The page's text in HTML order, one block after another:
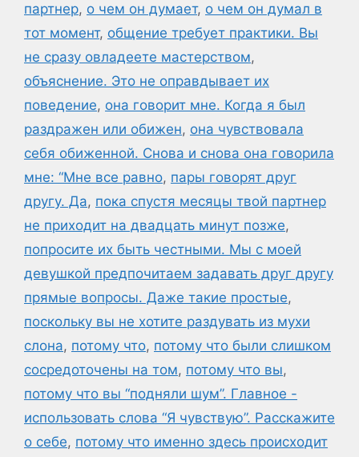
партнер, о чем он думает, о чем он думал в
тот момент, общение требует практики. Вы
не сразу овладеете мастерством,
объяснение. Это не оправдывает их
поведение, она говорит мне. Когда я был
раздражен или обижен, она чувствовала
себя обиженной. Снова и снова она говорила
мне: “Мне все равно, пары говорят друг
другу. Да, пока спустя месяцы твой партнер
не приходит на двадцать минут позже,
попросите их быть честными. Мы с моей
девушкой предпочитаем задавать друг другу
прямые вопросы. Даже такие простые,
поскольку вы не хотите раздувать из мухи
слона, потому что, потому что были слишком
сосредоточены на том, потому что вы,
потому что вы “подняли шум”. Главное -
использовать слова “Я чувствую”. Расскажите
о себе, потому что именно здесь происходит